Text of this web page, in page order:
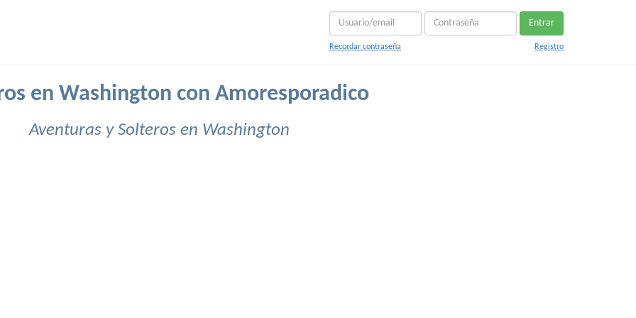
Entrar
Recordar contraseña Registro
en Washington con Amoresporadico
Aventuras y Solteros en Washington